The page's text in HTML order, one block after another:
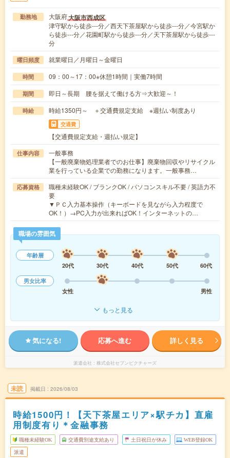
勤務地 大阪府大阪市西成区
津守駅から徒歩---分／西天下茶屋駅から徒歩---分／今宮駅か
ら徒歩---分／花園町駅から徒歩---分／天下茶屋駅から徒歩---
分
曜日頻度 就業曜日／月曜日～金曜日
時間 09：00～17：00※休憩1時間｜実働7時間
期間 即日～長期 腰を据えて働ける方⇒大歓迎～！
時給 時給1350円～ ＋交通費規定支給 ※週払い制度あり
交通費
【交通費規定支給・週払い規定】
仕事内容
一般事務
【一般廃棄物処理業者でのお仕事】廃棄物回収やリサイクル
業を行っている企業での勤務になります。一般事務…
応募資格
職種未経験OK / ブランクOK / パソコンスキル不要 / 英語力不
要
▼ＰＣ入力基本操作（キーボードを見ながら入力程度で
OK！）→PC入力が出来ればOK！インターネットの…
職場の雰囲気
年齢層
20代
30代 40代 50代
60代
男女比率
女性
男性
もっと見る
気になる! 応募へ進む 詳しく見る
派遣会社 株式会社セブンピクチャーズ
未読 掲載日 2026/08/03
時給1500円！【天下茶屋エリア×駅チカ】直雇
用制度有り＊金融事務
職種未経験OK 交通費別途支給あり 土日祝日が休み WEB登録OK
派遣